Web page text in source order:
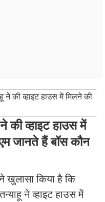
ने की व्हाइट हाउस में मिलने की
की व्हाइट हाउस में
जानते हैं बॉस कौन
खुलासा किया है कि
ने व्हाइट हाउस में